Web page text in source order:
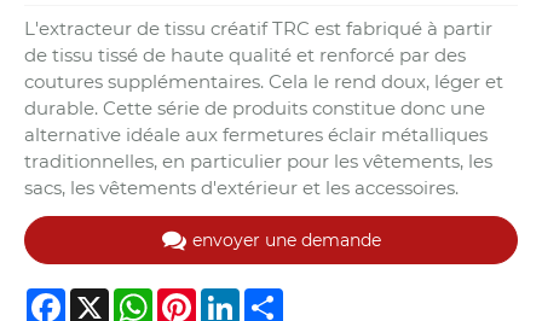
L'extracteur de tissu créatif TRC est fabriqué à partir
de tissu tissé de haute qualité et renforcé par des
coutures supplémentaires. Cela le rend doux, léger et
durable. Cette série de produits constitue donc une
alternative idéale aux fermetures éclair métalliques
traditionnelles, en particulier pour les vêtements, les
sacs, les vêtements d'extérieur et les accessoires.
envoyer une demande
Facebook
X WhatsApp
PinterestLinkedIn